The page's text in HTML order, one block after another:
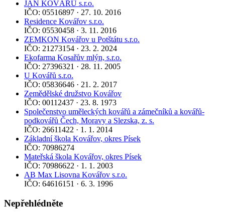
JAN KOVÁŘŮ s.r.o.
IČO: 05516897 · 27. 10. 2016
Residence Kovářov s.r.o.
IČO: 05530458 · 3. 11. 2016
ZEMKON Kovářov u Potštátu s.r.o.
IČO: 21273154 · 23. 2. 2024
Ekofarma Kosařův mlýn, s.r.o.
IČO: 27396321 · 28. 11. 2005
U Kovářů s.r.o.
IČO: 05836646 · 21. 2. 2017
Zemědělské družstvo Kovářov
IČO: 00112437 · 23. 8. 1973
Společenstvo uměleckých kovářů a zámečníků a kovářů-
podkovářů Čech, Moravy a Slezska, z. s.
IČO: 26611422 · 1. 1. 2014
Základní škola Kovářov, okres Písek
IČO: 70986274
Mateřská škola Kovářov, okres Písek
IČO: 70986622 · 1. 1. 2003
AB Max Lisovna Kovářov s.r.o.
IČO: 64616151 · 6. 3. 1996
Nepřehlédněte